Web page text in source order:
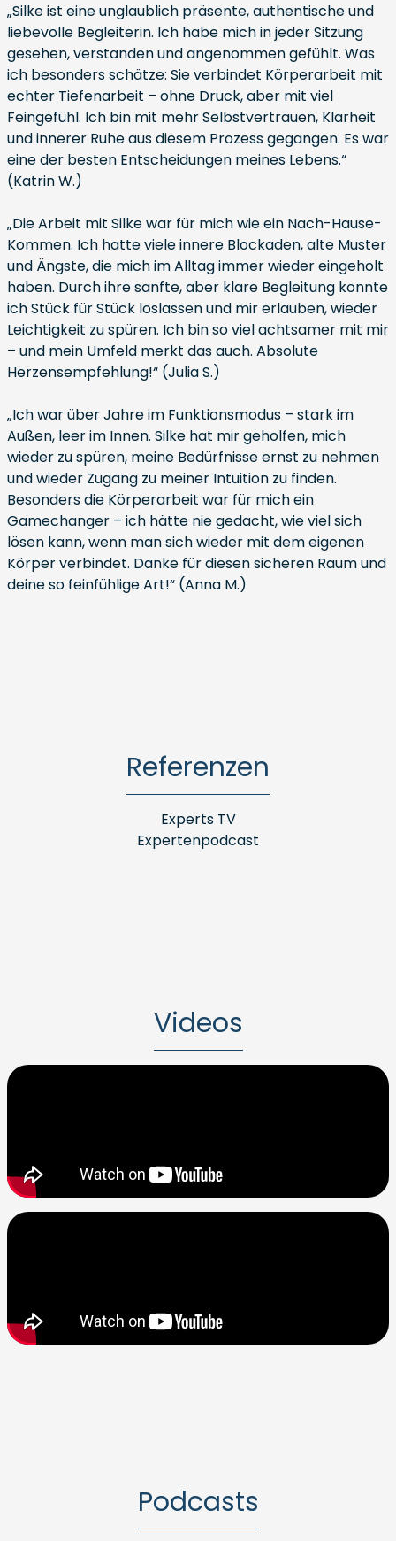
„Silke ist eine unglaublich präsente, authentische und
liebevolle Begleiterin. Ich habe mich in jeder Sitzung
gesehen, verstanden und angenommen gefühlt. Was
ich besonders schätze: Sie verbindet Körperarbeit mit
echter Tiefenarbeit – ohne Druck, aber mit viel
Feingefühl. Ich bin mit mehr Selbstvertrauen, Klarheit
und innerer Ruhe aus diesem Prozess gegangen. Es war
eine der besten Entscheidungen meines Lebens.“
(Katrin W.)
„Die Arbeit mit Silke war für mich wie ein Nach-Hause-
Kommen. Ich hatte viele innere Blockaden, alte Muster
und Ängste, die mich im Alltag immer wieder eingeholt
haben. Durch ihre sanfte, aber klare Begleitung konnte
ich Stück für Stück loslassen und mir erlauben, wieder
Leichtigkeit zu spüren. Ich bin so viel achtsamer mit mir
– und mein Umfeld merkt das auch. Absolute
Herzensempfehlung!“ (Julia S.)
„Ich war über Jahre im Funktionsmodus – stark im
Außen, leer im Innen. Silke hat mir geholfen, mich
wieder zu spüren, meine Bedürfnisse ernst zu nehmen
und wieder Zugang zu meiner Intuition zu finden.
Besonders die Körperarbeit war für mich ein
Gamechanger – ich hätte nie gedacht, wie viel sich
lösen kann, wenn man sich wieder mit dem eigenen
Körper verbindet. Danke für diesen sicheren Raum und
deine so feinfühlige Art!“ (Anna M.)
Referenzen
Experts TV
Expertenpodcast
Videos
Podcasts